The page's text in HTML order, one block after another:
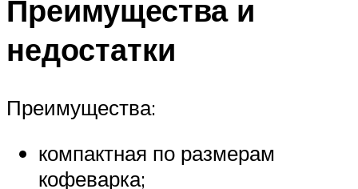
Преимущества и
недостатки
Преимущества:
компактная по размерам
кофеварка;